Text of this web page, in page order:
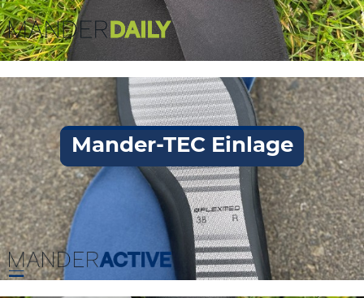
Mander-TEC Einlage